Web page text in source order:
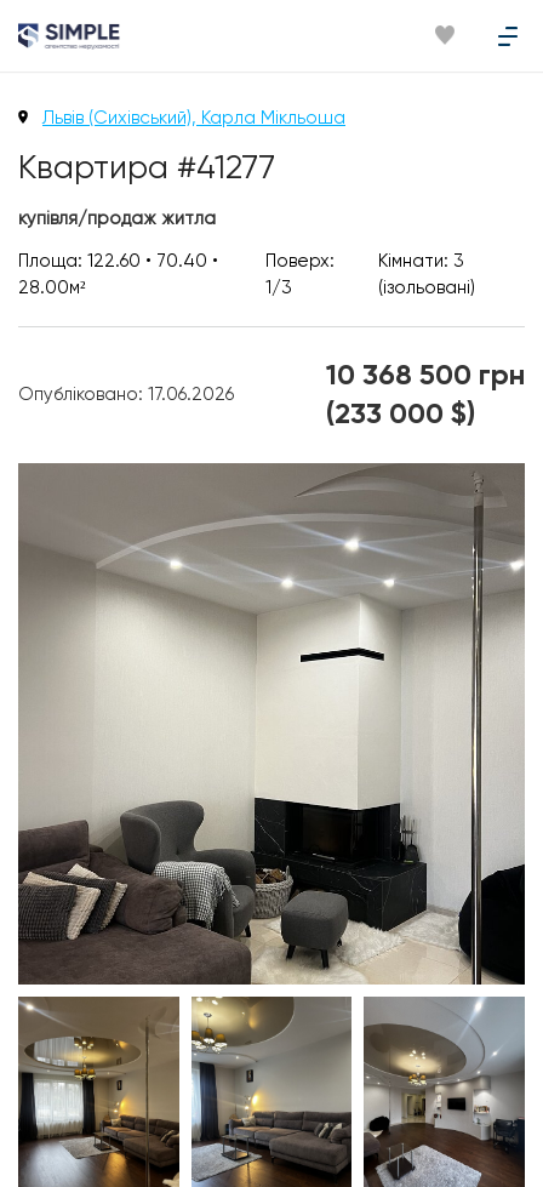
Львів (Сихівський), Карла Мікльоша
Квартира #41277
купівля/продаж житла
Площа: 122.60 • 70.40 •
28.00м²
Поверх:
1/3
Кімнати: 3
(ізольовані)
Опубліковано: 17.06.2026
10 368 500 грн
(233 000 $)